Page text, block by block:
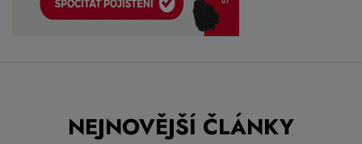
NEJNOVĚJŠÍ ČLÁNKY